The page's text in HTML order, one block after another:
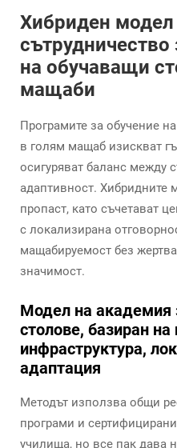
Хибриден модел
на обучаващи
мащаби
Програмите за обучение
в голям мащаб изискват
осигуряват баланс между
адаптивност. Хибридните
пропаст, като съчетават
с локализирана
мащабируемост без
значимост.
Модел на академия
столове, базиран на
инфраструктура,
адаптация
Методът използва общи
програми и
училища, но все пак дава